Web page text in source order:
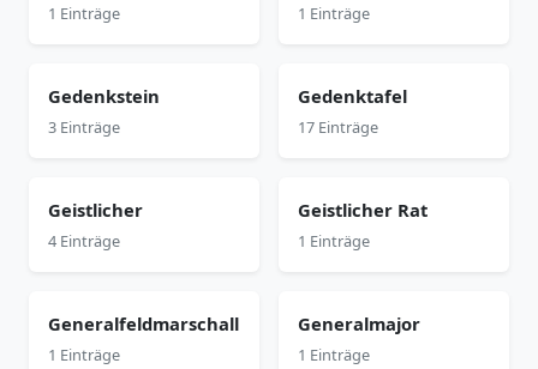
1 Einträge 1 Einträge
Gedenkstein
3 Einträge
Gedenktafel
17 Einträge
Geistlicher
4 Einträge
Geistlicher Rat
1 Einträge
Generalfeldmarschall
1 Einträge
Generalmajor
1 Einträge